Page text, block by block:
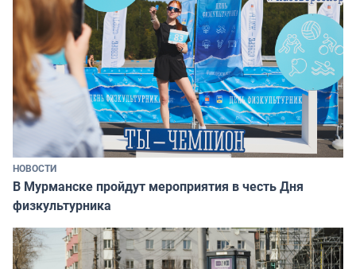
НОВОСТИ
В Мурманске пройдут мероприятия в честь Дня
физкультурника